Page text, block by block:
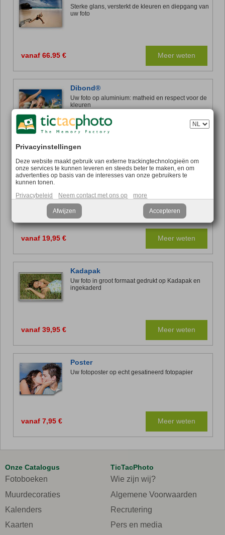
Sterke glans, versterkt de kleuren en diepgang van
uw foto
vanaf 66.95 € Meer weten
Dibond®
Uw foto op aluminium: matheid en respect voor de
kleuren
vanaf 42.95 €
Forex®
een lage prijs
vanaf 19,95 € Meer weten
Kadapak
Uw foto in groot formaat gedrukt op Kadapak en
ingekaderd
vanaf 39,95 € Meer weten
Poster
Uw fotoposter op echt gesatineerd fotopapier
vanaf 7,95 € Meer weten
Onze Catalogus
Fotoboeken
Muurdecoraties
Kalenders
Kaarten
TicTacPhoto
Wie zijn wij?
Algemene Voorwaarden
Recrutering
Pers en media
Privacyinstellingen
Deze website maakt gebruik van externe trackingtechnologieën om
onze services te kunnen leveren en steeds beter te maken, en om
advertenties op basis van de interesses van onze gebruikers te
kunnen tonen.
Privacybeleid
Neem contact met ons op more
Afwijzen Accepteren